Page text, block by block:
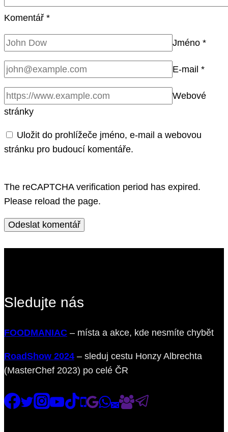
Komentář *
Jméno *
E-mail *
Webové
stránky
Uložit do prohlížeče jméno, e-mail a webovou
stránku pro budoucí komentáře.
The reCAPTCHA verification period has expired.
Please reload the page.
Sledujte nás
FOODMANIAC – místa a akce, kde nesmíte chybět
RoadShow 2024 – sleduj cestu Honzy Albrechta
(MasterChef 2023) po celé ČR